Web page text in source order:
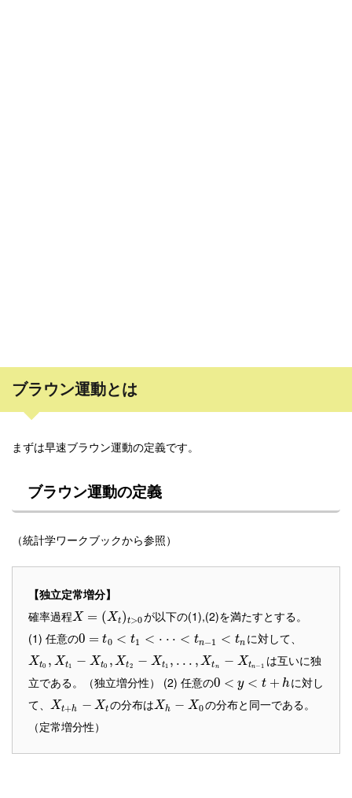
ブラウン運動とは
まずは早速ブラウン運動の定義です。
ブラウン運動の定義
（統計学ワークブックから参照）
【独立定常増分】
確率過程X = (Xt)t>0が以下の(1),(2)を満たすとする。
(1) 任意の0 = t0 < t1 < ⋅ ⋅ ⋅ < tn−1 < tn に対して、
Xt0 , Xt1 − Xt0 , Xt2 − Xt1 , . . . , Xtn − Xtn−1 は互いに独
立である。（独立増分性） (2) 任意の0 < y < t + hに対し
て、
Xt+h − Xtの分布はXh − X0の分布と同一である。
（定常増分性）